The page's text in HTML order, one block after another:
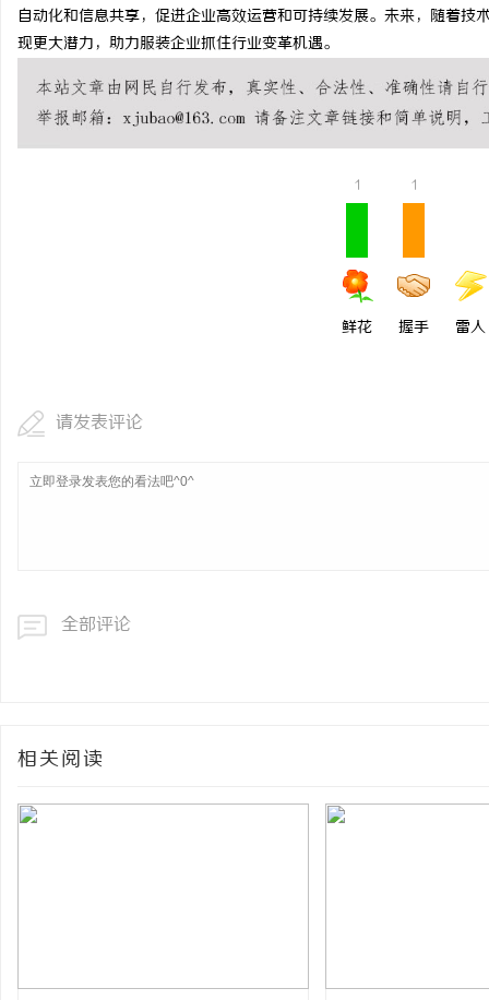
自动化和信息共享，促进企业高效运营和可持续发展。未来，随着
现更大潜力，助力服装企业抓住行业变革机遇。
1
鲜花
1
握手 雷人
请发表评论
全部评论
相关阅读
短剧网：引领新时代短
新